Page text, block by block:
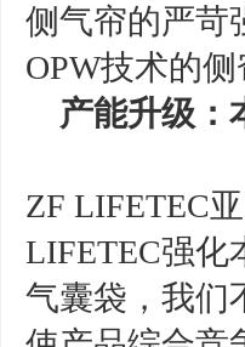
侧气帘的严苛
OPW技术的
产能升级：
ZF LIFETEC
LIFETEC强化
气囊袋，我们